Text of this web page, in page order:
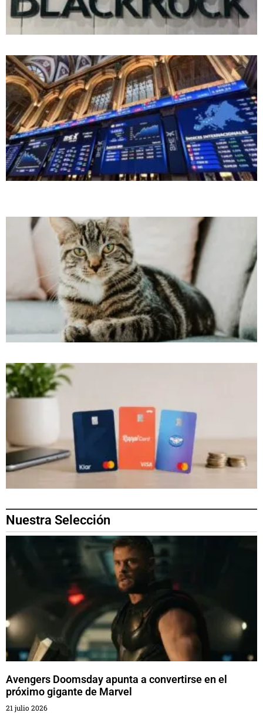
Nuestra Selección
Avengers Doomsday apunta a convertirse en el
próximo gigante de Marvel
21 julio 2026